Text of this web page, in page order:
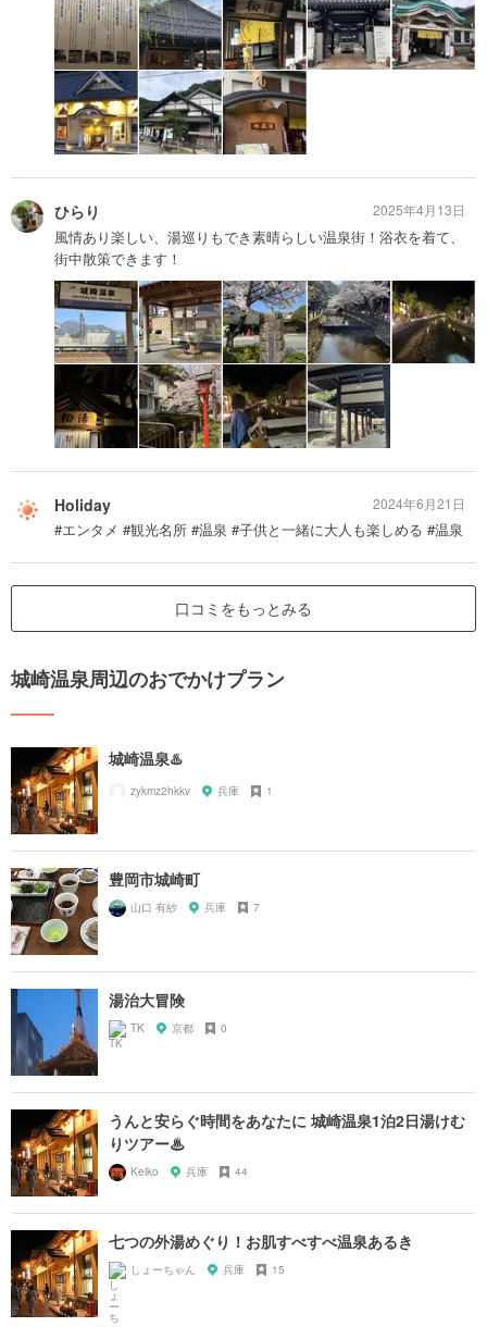
ひらり
風情あり楽しい、湯巡りもでき素晴らしい温泉街！浴衣を着て、
街中散策できます！
2025年4月13日
Holiday
#エンタメ #観光名所 #温泉 #子供と一緒に大人も楽しめる #温泉
2024年6月21日
口コミをもっとみる
城崎温泉周辺のおでかけプラン
城崎温泉♨️
zykmz2hkkv 兵庫 1
豊岡市城崎町
山口 有紗 兵庫 7
湯治大冒険
TK 京都 0
うんと安らぐ時間をあなたに 城崎温泉1泊2日湯けむ
りツアー♨
Keiko 兵庫 44
七つの外湯めぐり！お肌すべすべ温泉あるき
しょーちゃん 兵庫 15